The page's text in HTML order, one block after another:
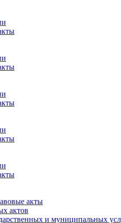
акты
актов
и муниципальных